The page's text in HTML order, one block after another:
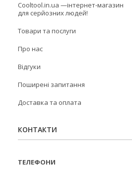
Cooltool.in.ua —інтернет-магазин
для серйозних людей!
Товари та послуги
Про нас
Відгуки
Поширені запитання
Доставка та оплата
КОНТАКТИ